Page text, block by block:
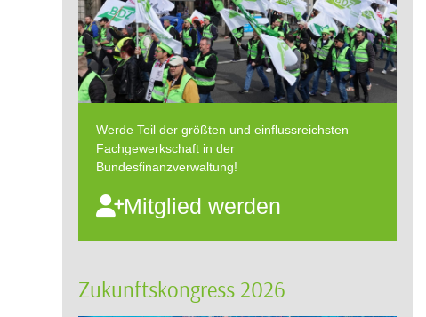
Werde Teil der größten und einflussreichsten
Fachgewerkschaft in der
Bundesfinanzverwaltung!
Mitglied werden
Zukunftskongress 2026